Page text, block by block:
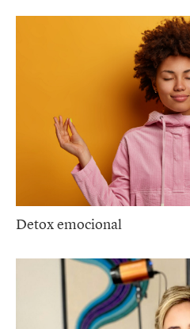
Detox emocional